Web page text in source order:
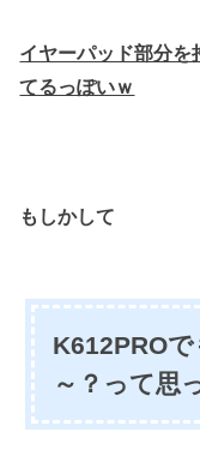
イヤーパッド部分を
てるっぽいｗ
もしかして
K612PRO
～？って思